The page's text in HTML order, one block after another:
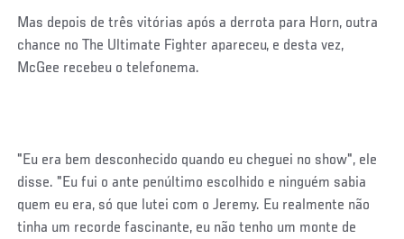
Mas depois de três vitórias após a derrota para Horn, outra
chance no The Ultimate Fighter apareceu, e desta vez,
McGee recebeu o telefonema.
"Eu era bem desconhecido quando eu cheguei no show", ele
disse. "Eu fui o ante penúltimo escolhido e ninguém sabia
quem eu era, só que lutei com o Jeremy. Eu realmente não
tinha um recorde fascinante, eu não tenho um monte de